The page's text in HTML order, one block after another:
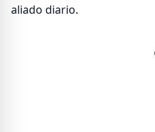
aliado diario.